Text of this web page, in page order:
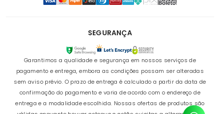
SEGURANÇA
Garantimos a qualidade e segurança em nossos serviços de
pagamento e entrega, embora as condições possam ser alteradas
sem aviso prévio. O prazo de entrega é calculado a partir da data de
confirmação do pagamento e varia de acordo com o endereço de
entrega e a modalidade escolhida. Nossas ofertas de produtos são